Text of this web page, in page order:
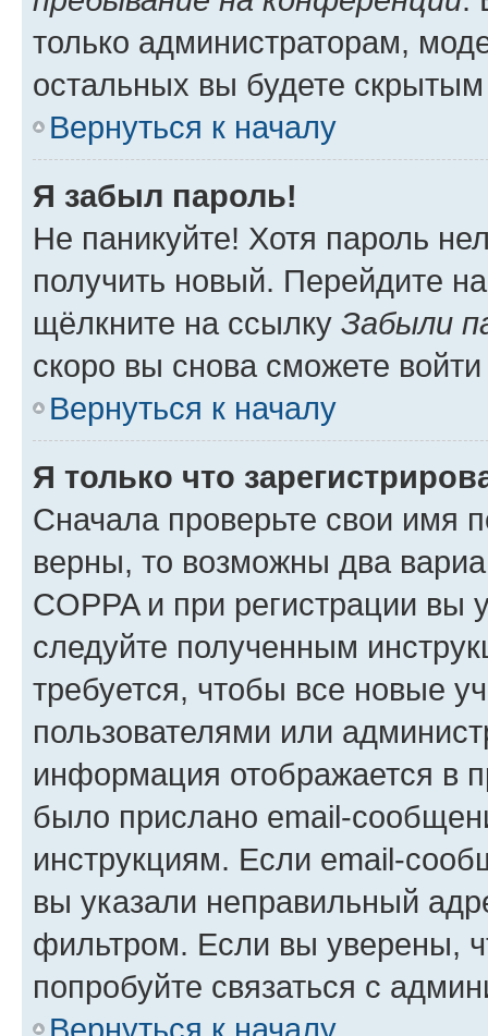
только администраторам,
остальных вы будете
Вернуться к началу
Я забыл пароль!
Не паникуйте! Хотя пароль
получить новый. Перейдите
щёлкните на ссылку Забыли
скоро вы снова сможете
Вернуться к началу
Я только что
Сначала проверьте свои имя
верны, то возможны два
COPPA и при регистрации вы
следуйте полученным
требуется, чтобы все новые
пользователями или
информация отображается в
было прислано email-
инструкциям. Если email-
вы указали неправильный
фильтром. Если вы уверены,
попробуйте связаться с
Вернуться к началу